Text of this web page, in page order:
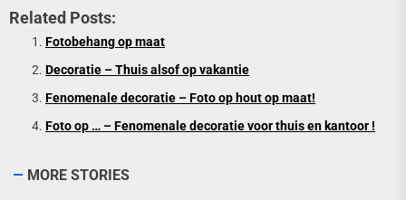
Related Posts:
Fotobehang op maat
Decoratie – Thuis alsof op vakantie
Fenomenale decoratie – Foto op hout op maat!
Foto op … – Fenomenale decoratie voor thuis en kantoor !
MORE STORIES